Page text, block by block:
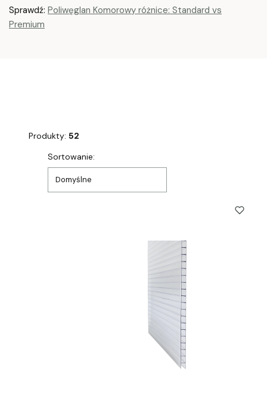
Sprawdź: Poliwęglan Komorowy różnice: Standard vs
Premium
Produkty: 52
Lista produktów
Sortowanie:
Domyślne